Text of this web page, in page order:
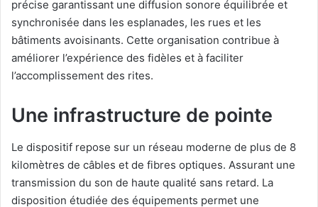
précise garantissant une diffusion sonore équilibrée et
synchronisée dans les esplanades, les rues et les
bâtiments avoisinants. Cette organisation contribue à
améliorer l’expérience des fidèles et à faciliter
l’accomplissement des rites.
Une infrastructure de pointe
Le dispositif repose sur un réseau moderne de plus de 8
kilomètres de câbles et de fibres optiques. Assurant une
transmission du son de haute qualité sans retard. La
disposition étudiée des équipements permet une